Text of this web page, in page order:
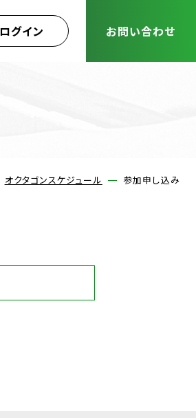
ログイン お問い合わせ
オクタゴンスケジュール 参加申し込み